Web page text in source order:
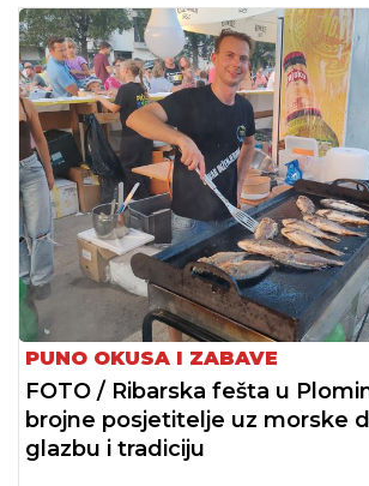
PUNO OKUSA I ZABAVE
FOTO / Ribarska fešta u
brojne posjetitelje uz morske
glazbu i tradiciju